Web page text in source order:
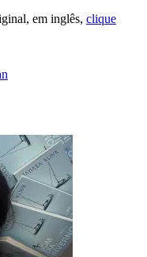
em inglês, clique